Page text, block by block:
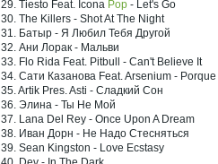
29. Tiesto Feat. Icona Pop - Let's Go
30. The Killers - Shot At The Night
31. Батыр - Я Любил Тебя Другой
32. Ани Лорак - Мальви
33. Flo Rida Feat. Pitbull - Can't Believe It
34. Сати Казанова Feat. Arsenium - Porque
35. Artik Pres. Asti - Сладкий Сон
36. Элина - Ты Не Мой
37. Lana Del Rey - Once Upon A Dream
38. Иван Дорн - Не Надо Стесняться
39. Sean Kingston - Love Ecstasy